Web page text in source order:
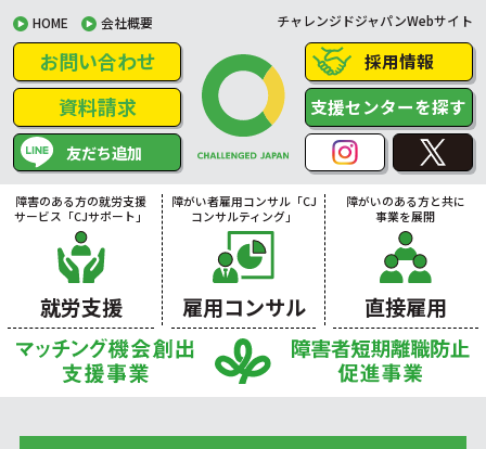
HOME 会社概要 チャレンジドジャパンWebサイト
お問い合わせ
資料請求
友だち追加
採用情報
支援センターを探す
障害のある方の就労支援
サービス「CJサポート」
就労支援
障がい者雇用コンサル「CJ
コンサルティング」
雇用コンサル
障がいのある方と共に
事業を展開
直接雇用